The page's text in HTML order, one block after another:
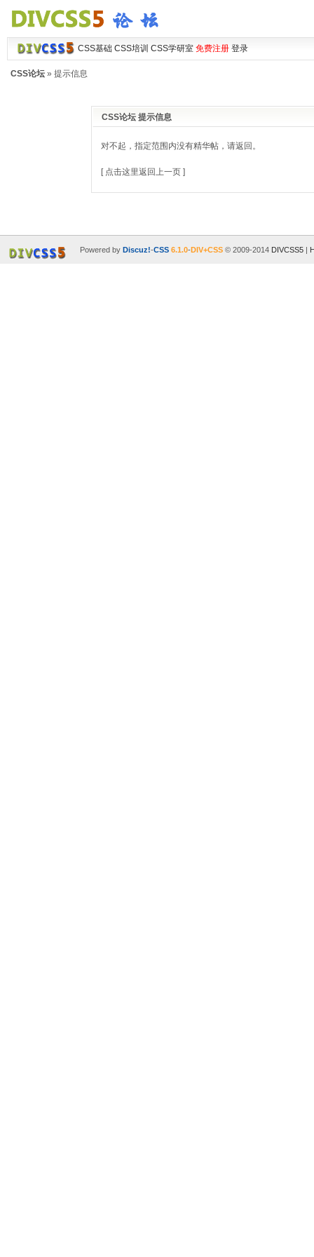
CSS基础 CSS培训 CSS学研室 免费注册 登录
CSS论坛» 提示信息
CSS论坛 提示信息
对不起，指定范围内没有精华帖，请返回。
[ 点击这里返回上一页 ]
Powered by Discuz!-CSS 6.1.0-DIV+CSS© 2009-2014 DIVCSS5|